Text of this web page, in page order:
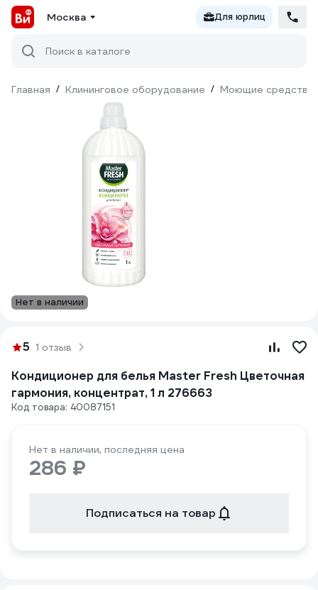
Москва Для юрлиц
Поиск в каталоге
Главная / Клининговое оборудование / Моющие средства
Нет в наличии
5 1 отзыв
Кондиционер для белья Master Fresh Цветочная
гармония, концентрат, 1 л 276663
Код товара: 40087151
Нет в наличии, последняя цена
286 ₽
Подписаться на товар